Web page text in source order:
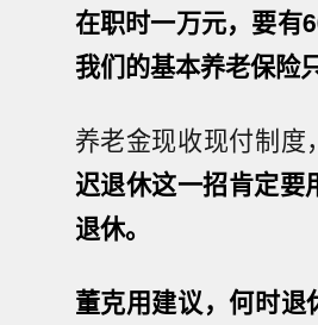
在职时一万元，要有
我们的基本养老保险
养老金现收现付制度
迟退休这一招肯定要
退休。
董克用建议，何时退